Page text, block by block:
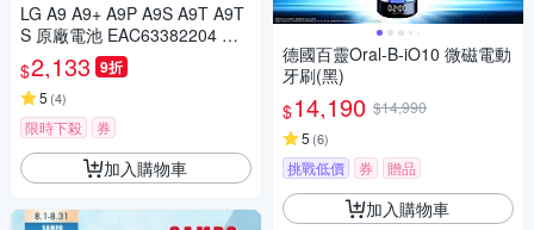
LG A9 A9+ A9P A9S A9T A9T
S 原廠電池 EAC63382204 通
用 EAC63758603 EAC6
$2,133 9折
5 (4)
限時下殺 券
加入購物車
德國百靈Oral-B-iO10 微磁電動
牙刷(黑)
$14,190 $14,990
5 (6)
挑戰低價 券 贈品
加入購物車